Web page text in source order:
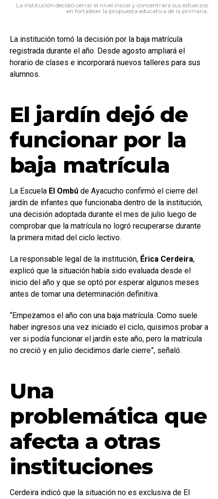
La institución decidió cerrar el nivel inicial y concentrará sus esfuerzos
en fortalecer la propuesta educativa de la primaria.
La institución tomó la decisión por la baja matrícula
registrada durante el año. Desde agosto ampliará el
horario de clases e incorporará nuevos talleres para sus
alumnos.
El jardín dejó de
funcionar por la
baja matrícula
La Escuela El Ombú de Ayacucho confirmó el cierre del
jardín de infantes que funcionaba dentro de la institución,
una decisión adoptada durante el mes de julio luego de
comprobar que la matrícula no logró recuperarse durante
la primera mitad del ciclo lectivo.
La responsable legal de la institución, Érica Cerdeira,
explicó que la situación había sido evaluada desde el
inicio del año y que se optó por esperar algunos meses
antes de tomar una determinación definitiva.
“Empezamos el año con una baja matrícula. Como suele
haber ingresos una vez iniciado el ciclo, quisimos probar a
ver si podía funcionar el jardín este año, pero la matrícula
no creció y en julio decidimos darle cierre”, señaló.
Una
problemática que
afecta a otras
instituciones
Cerdeira indicó que la situación no es exclusiva de El